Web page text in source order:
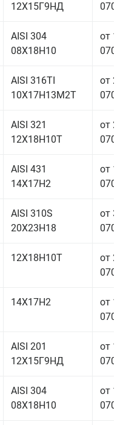
12Х15Г9НД
AISI 304
08Х18Н10
от
AISI 316TI
10Х17Н13М2Т
от
AISI 321
12Х18Н10Т
от
AISI 431
14Х17Н2
от
AISI 310S
20Х23Н18
от
12Х18Н10Т
от
14Х17Н2
от
AISI 201
12Х15Г9НД
от
AISI 304
08Х18Н10
от